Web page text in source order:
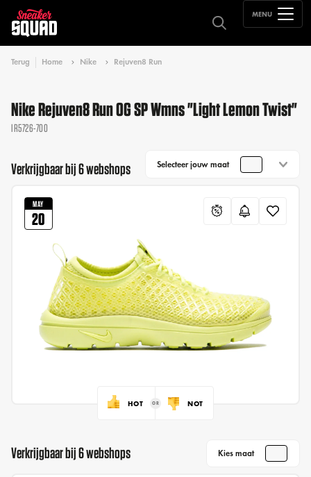
MENU
Terug Home Nike Rejuven8 Run
Nike Rejuven8 Run OG SP Wmns "Light Lemon Twist"
IR5726-700
Verkrijgbaar bij 6 webshops Selecteer jouw maat
MAY
20
HOT NOT
Verkrijgbaar bij 6 webshops Kies maat